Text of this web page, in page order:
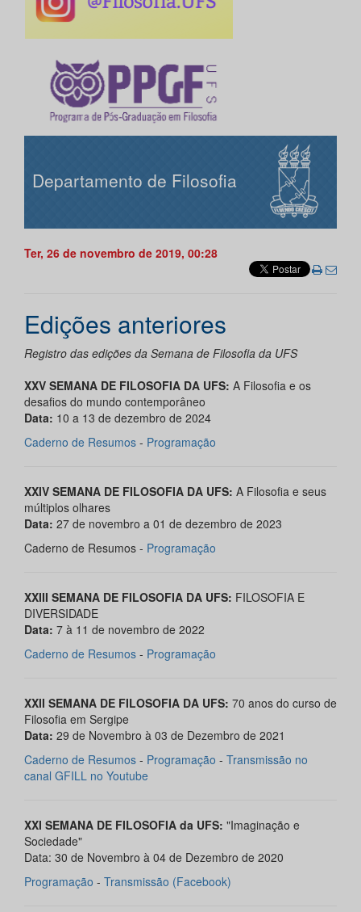
Departamento de Filosofia
Ter, 26 de novembro de 2019, 00:28
Edições anteriores
Registro das edições da Semana de Filosofia da UFS
XXV SEMANA DE FILOSOFIA DA UFS: A Filosofia e os
desafios do mundo contemporâneo
Data: 10 a 13 de dezembro de 2024
Caderno de Resumos - Programação
XXIV SEMANA DE FILOSOFIA DA UFS: A Filosofia e seus
múltiplos olhares
Data: 27 de novembro a 01 de dezembro de 2023
Caderno de Resumos - Programação
XXIII SEMANA DE FILOSOFIA DA UFS: FILOSOFIA E
DIVERSIDADE
Data: 7 à 11 de novembro de 2022
Caderno de Resumos - Programação
XXII SEMANA DE FILOSOFIA DA UFS: 70 anos do curso de
Filosofia em Sergipe
Data: 29 de Novembro à 03 de Dezembro de 2021
Caderno de Resumos - Programação - Transmissão no
canal GFILL no Youtube
XXI SEMANA DE FILOSOFIA da UFS: "Imaginação e
Sociedade"
Data: 30 de Novembro à 04 de Dezembro de 2020
Programação - Transmissão (Facebook)